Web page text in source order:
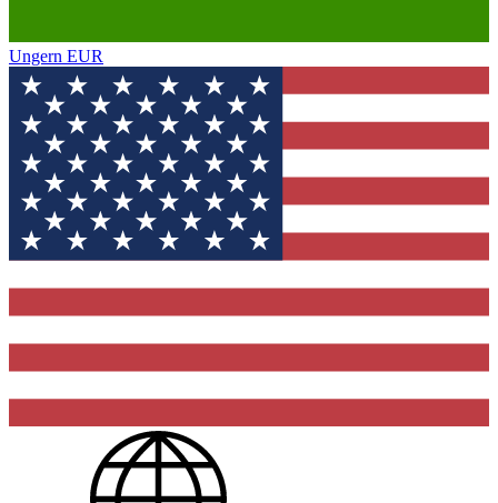
Ungern EUR